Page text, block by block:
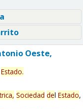
Oeste,
Estado.
Sociedad del Estado,